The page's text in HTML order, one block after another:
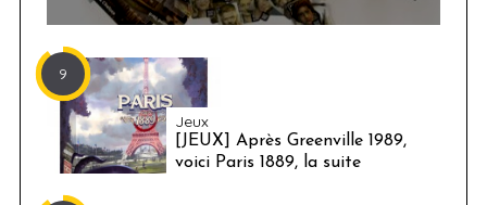
9
Jeux
[JEUX] Après Greenville 1989,
voici Paris 1889, la suite